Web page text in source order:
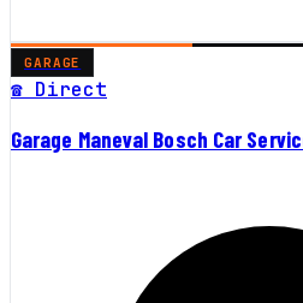
GARAGE
☎ Direct
Garage Maneval Bosch Car